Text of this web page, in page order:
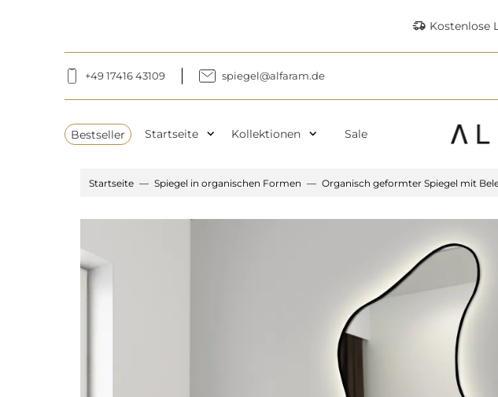
delivery_truck_speed Kostenlose
+49 17416 43109 spiegel@alfaram.de
Bestseller Startseite expand_more Kollektionen expand_more Sale
Startseite Spiegel in organischen Formen Organisch geformter Spiegel mit